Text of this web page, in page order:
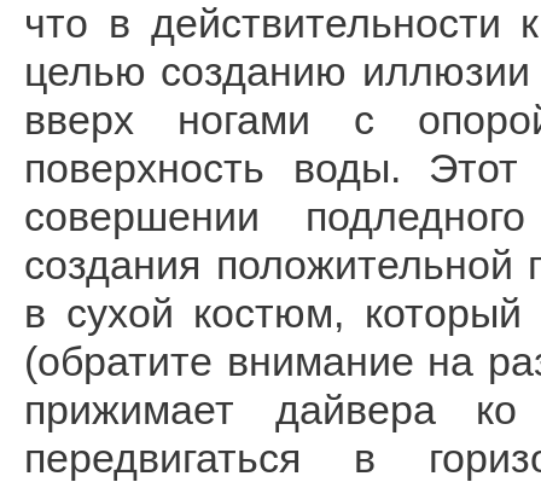
что в действительности
целью созданию
вверх ногами с
поверхность воды.
совершении
создания положительной
в сухой костюм,
(обратите внимание на
прижимает дайвера
передвигаться в